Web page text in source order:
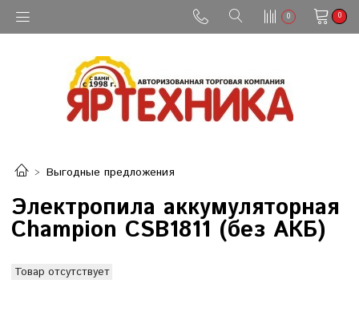
0 0
Выгодные предложения
Электропила аккумуляторная
Champion CSB1811 (без АКБ)
Товар отсутствует